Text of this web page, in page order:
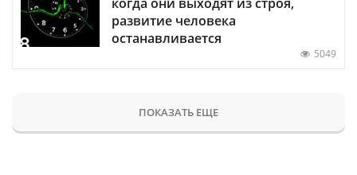
развитие человека
останавливается
5049
ПОКАЗАТЬ ЕЩЕ